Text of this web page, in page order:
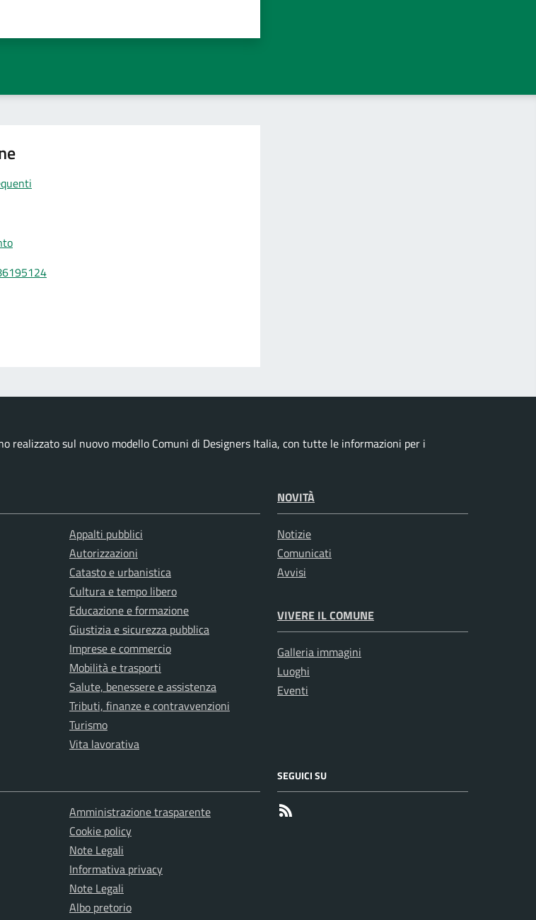
realizzato sul nuovo modello Comuni di Designers Italia, con tutte le informazioni per i
Appalti pubblici
Autorizzazioni
Catasto e urbanistica
Cultura e tempo libero
Educazione e formazione
Giustizia e sicurezza pubblica
Imprese e commercio
Mobilità e trasporti
Salute, benessere e assistenza
Tributi, finanze e contravvenzioni
Turismo
Vita lavorativa
NOVITÀ
Notizie
Comunicati
Avvisi
VIVERE IL COMUNE
Galleria immagini
Luoghi
Eventi
Amministrazione trasparente
Cookie policy
Note Legali
Informativa privacy
Note Legali
Albo pretorio
SEGUICI SU